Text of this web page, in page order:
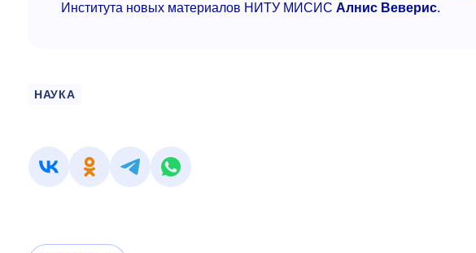
Института новых материалов НИТУ МИСИС Алнис Веверис.
НАУКА